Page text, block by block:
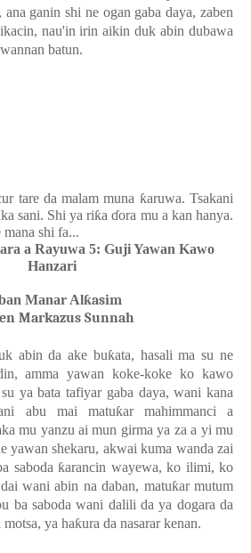
ganin shi ne ogan gaba daya, zaben
nau'in irin aikin duk abin dubawa
batun.
tare da malam muna ƙaruwa.Tsakani
sani. Shi ya riƙaɗora mu a kan hanya.
shi fa...
a Rayuwa 5: Guji Yawan Kawo
Hanzari
Manar Alƙasim
Markazus Sunnah
abin da ake buƙata, hasali ma su ne
amma yawan koke-koke ko kawo
ya bata tafiyar gaba daya, wani kana
abu mai matuƙar mahimmanci a
mu yanzu ai mun girma ya za a yi mu
yawan shekaru, akwai kuma wanda zai
saboda ƙarancin wayewa, ko ilimi, ko
wani abin na daban, matuƙar mutum
ba saboda wani dalili da ya dogara da
ya haƙura da nasarar kenan.